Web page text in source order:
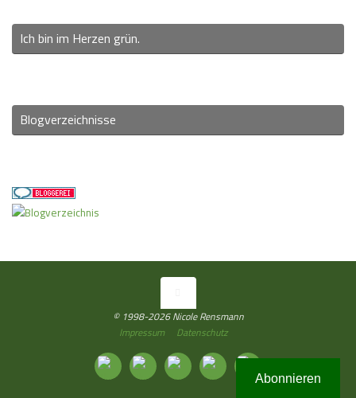
Ich bin im Herzen grün.
Blogverzeichnisse
© 1998-2026 Nicole Rensmann
Impressum
Datenschutz
Abonnieren